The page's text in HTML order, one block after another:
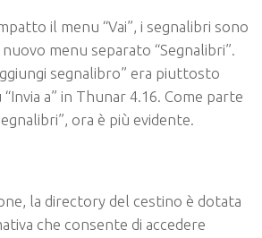
il menu “Vai”, i segnalibri sono
menu separato “Segnalibri”.
segnalibro” era piuttosto
a” in Thunar 4.16. Come parte
ora è più evidente.
la directory del cestino è dotata
che consente di accedere